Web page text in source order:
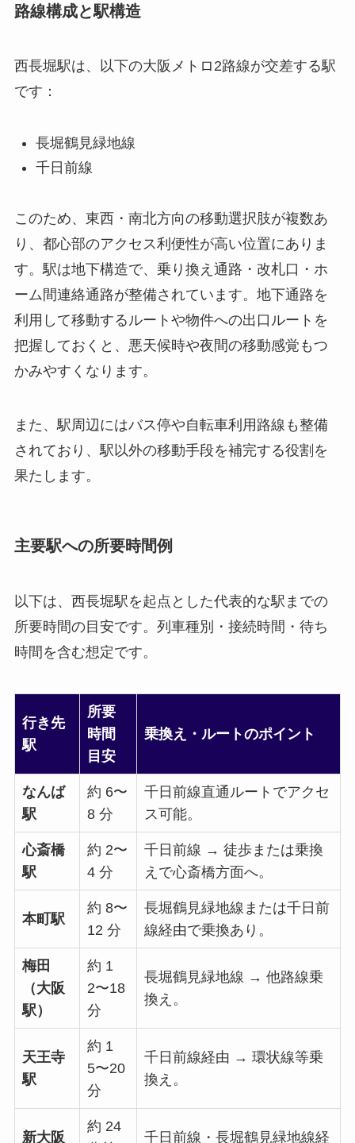
路線構成と駅構造
西長堀駅は、以下の大阪メトロ2路線が交差する駅
です：
長堀鶴見緑地線
千日前線
このため、東西・南北方向の移動選択肢が複数あ
り、都心部のアクセス利便性が高い位置にありま
す。駅は地下構造で、乗り換え通路・改札口・ホ
ーム間連絡通路が整備されています。地下通路を
利用して移動するルートや物件への出口ルートを
把握しておくと、悪天候時や夜間の移動感覚もつ
かみやすくなります。
また、駅周辺にはバス停や自転車利用路線も整備
されており、駅以外の移動手段を補完する役割を
果たします。
主要駅への所要時間例
以下は、西長堀駅を起点とした代表的な駅までの
所要時間の目安です。列車種別・接続時間・待ち
時間を含む想定です。
行き先
駅
所要
時間
目安
乗換え・ルートのポイント
なんば
駅
約 6〜
8 分
千日前線直通ルートでアクセ
ス可能。
心斎橋
駅
約 2〜
4 分
千日前線 → 徒歩または乗換
えで心斎橋方面へ。
本町駅
約 8〜
12 分
長堀鶴見緑地線または千日前
線経由で乗換あり。
梅田
（大阪
駅）
約 1
2〜18
分
長堀鶴見緑地線 → 他路線乗
換え。
天王寺
駅
約 1
5〜20
分
千日前線経由 → 環状線等乗
換え。
新大阪
約 24
千日前線・長堀鶴見緑地線経